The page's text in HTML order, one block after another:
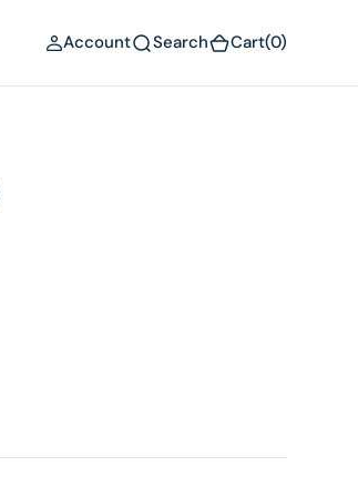
Account Search Cart(0)